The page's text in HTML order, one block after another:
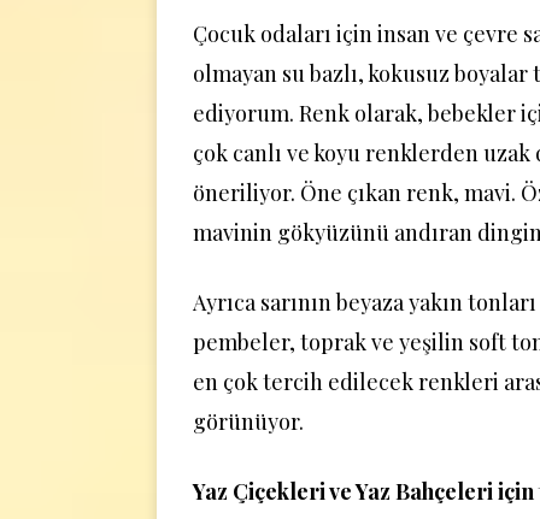
Çocuk odaları için insan ve çevre
olmayan su bazlı, kokusuz boyalar
ediyorum. Renk olarak, bebekler
çok canlı ve koyu renklerden uzak
öneriliyor. Öne çıkan renk, mavi.
mavinin gökyüzünü andıran
Ayrıca sarının beyaza yakın
pembeler, toprak ve yeşilin soft
en çok tercih edilecek renkleri
görünüyor.
Yaz Çiçekleri ve Yaz Bahçeleri